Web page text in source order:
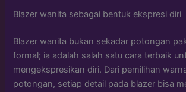
Blazer wanita sebagai bentuk ekspresi diri
Blazer wanita bukan sekadar potongan
formal; ia adalah salah satu cara terbaik
mengekspresikan diri. Dari pemilihan
potongan, setiap detail pada blazer bisa